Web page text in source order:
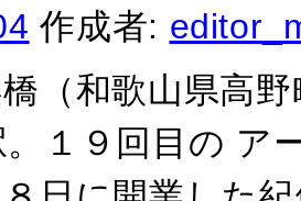
作成者:
（和歌山県高
１９回目の ア